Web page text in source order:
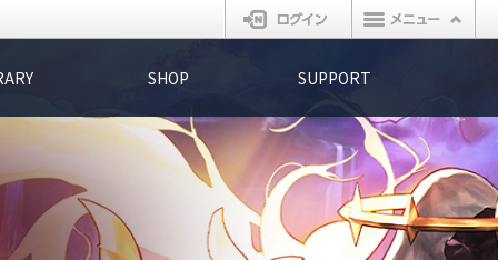
ログイン
SHOP SUPPORT